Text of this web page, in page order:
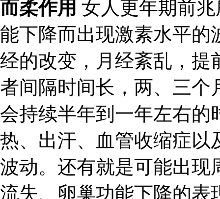
而柔作用 女人更年期前
能下降而出现激素水平的
经的改变，月经紊乱，提
者间隔时间长，两、三个
会持续半年到一年左右的
热、出汗、血管收缩症以
波动。还有就是可能出现
流失、卵巢功能下降的表